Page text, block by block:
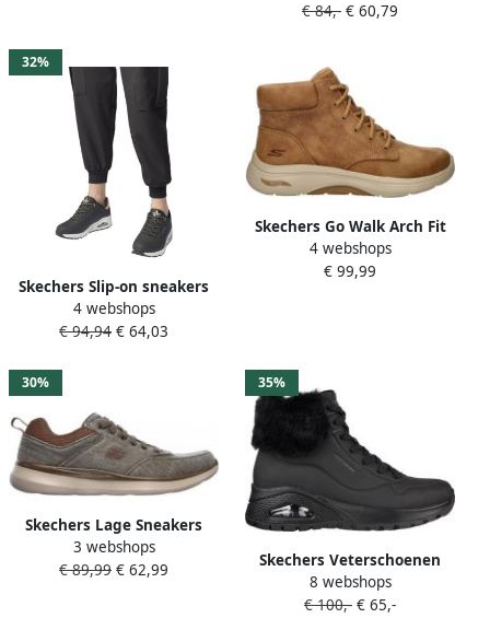
Zwart Sneakers
€ 84,- € 60,79
32%
Skechers Slip-on sneakers
UNO SHIMMER AWAY Slipper
vrijetijdsschoen plateau
4 webshops
€ 94,94 € 64,03
Skechers Go Walk Arch Fit
2.0 Veterboots cognac
4 webshops
€ 99,99
30%
Skechers Lage Sneakers
Max Protect Fast Track
237304-OLBK Olive Blk
3 webshops
€ 89,99 € 62,99
35%
Skechers Veterschoenen
UNO RUGGED FALL AIR
Winterlaarzen met Air-
8 webshops
€ 100,- € 65,-